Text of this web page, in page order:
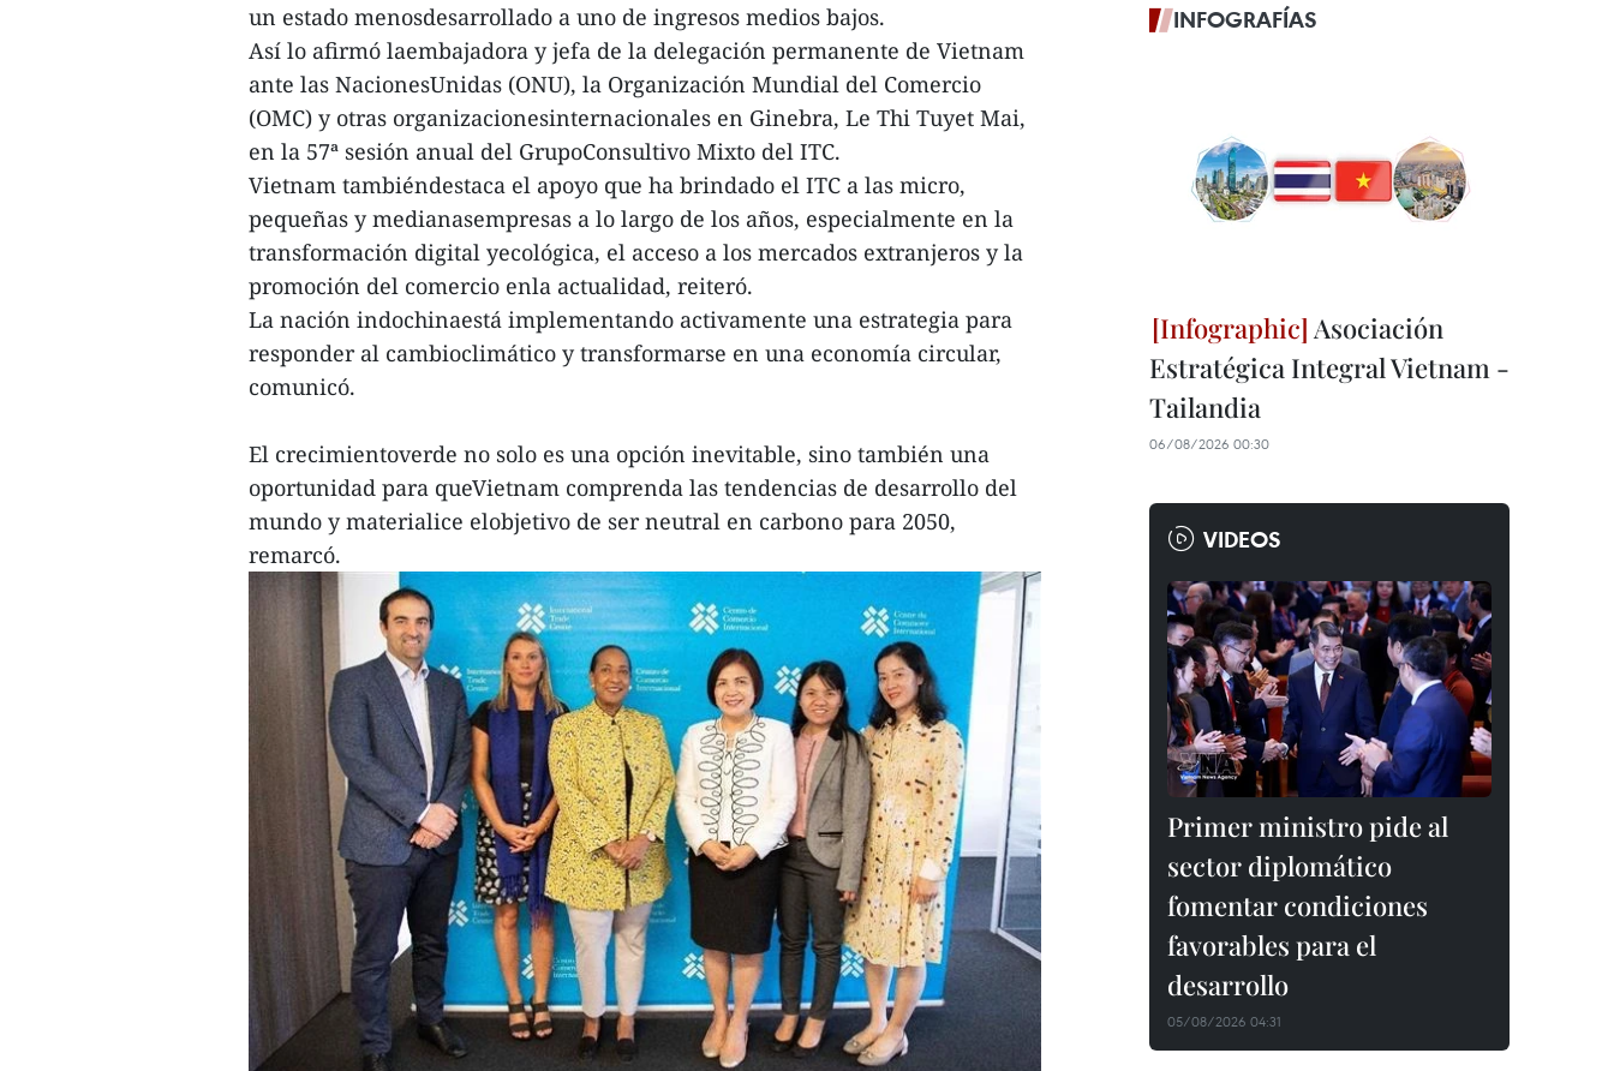
un estado menosdesarrollado a uno de ingresos medios bajos.
Así lo afirmó laembajadora y jefa de la delegación permanente de Vietnam
ante las NacionesUnidas (ONU), la Organización Mundial del Comercio
(OMC) y otras organizacionesinternacionales en Ginebra, Le Thi Tuyet Mai,
en la 57ª sesión anual del GrupoConsultivo Mixto del ITC.
Vietnam tambiéndestaca el apoyo que ha brindado el ITC a las micro,
pequeñas y medianasempresas a lo largo de los años, especialmente en la
transformación digital yecológica, el acceso a los mercados extranjeros y la
promoción del comercio enla actualidad, reiteró.
La nación indochinaestá implementando activamente una estrategia para
responder al cambioclimático y transformarse en una economía circular,
comunicó.
El crecimientoverde no solo es una opción inevitable, sino también una
oportunidad para queVietnam comprenda las tendencias de desarrollo del
mundo y materialice elobjetivo de ser neutral en carbono para 2050,
remarcó.
INFOGRAFÍAS
Asociación
Estratégica Integral Vietnam -
Tailandia
06/08/2026 00:30
VIDEOS
Primer ministro pide al
sector diplomático
fomentar condiciones
favorables para el
desarrollo
05/08/2026 04:31